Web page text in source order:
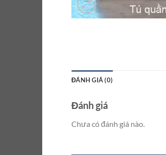
ĐÁNH GIÁ (0)
Đánh giá
Chưa có đánh giá nào.